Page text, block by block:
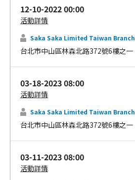
12-10-2022 00:00
活動詳情
Saka Saka Limited Taiwan Branch
台北市中山區林森北路372號6樓之一
03-18-2023 08:00
活動詳情
Saka Saka Limited Taiwan Branch
台北市中山區林森北路372號6樓之一
03-11-2023 08:00
活動詳情